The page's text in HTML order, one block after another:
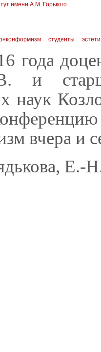
имени А.М. Горького
студенты
года
и
наук
вчера и
Е.-